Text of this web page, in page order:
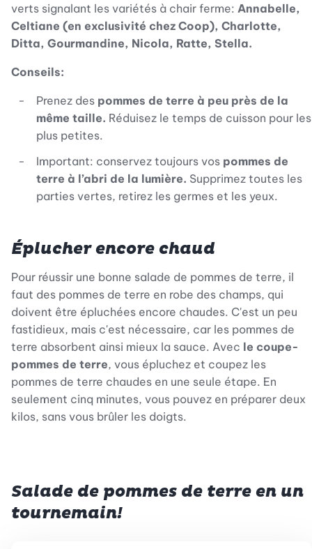
verts signalant les variétés à chair ferme: Annabelle,
Celtiane (en exclusivité chez Coop), Charlotte,
Ditta, Gourmandine, Nicola, Ratte, Stella.
Conseils:
Prenez des pommes de terre à peu près de la
même taille. Réduisez le temps de cuisson pour les
plus petites.
Important: conservez toujours vos pommes de
terre à l’abri de la lumière. Supprimez toutes les
parties vertes, retirez les germes et les yeux.
Éplucher encore chaud
Pour réussir une bonne salade de pommes de terre, il
faut des pommes de terre en robe des champs, qui
doivent être épluchées encore chaudes. C'est un peu
fastidieux, mais c'est nécessaire, car les pommes de
terre absorbent ainsi mieux la sauce. Avec le coupe-
pommes de terre, vous épluchez et coupez les
pommes de terre chaudes en une seule étape. En
seulement cinq minutes, vous pouvez en préparer deux
kilos, sans vous brûler les doigts.
Salade de pommes de terre en un
tournemain!